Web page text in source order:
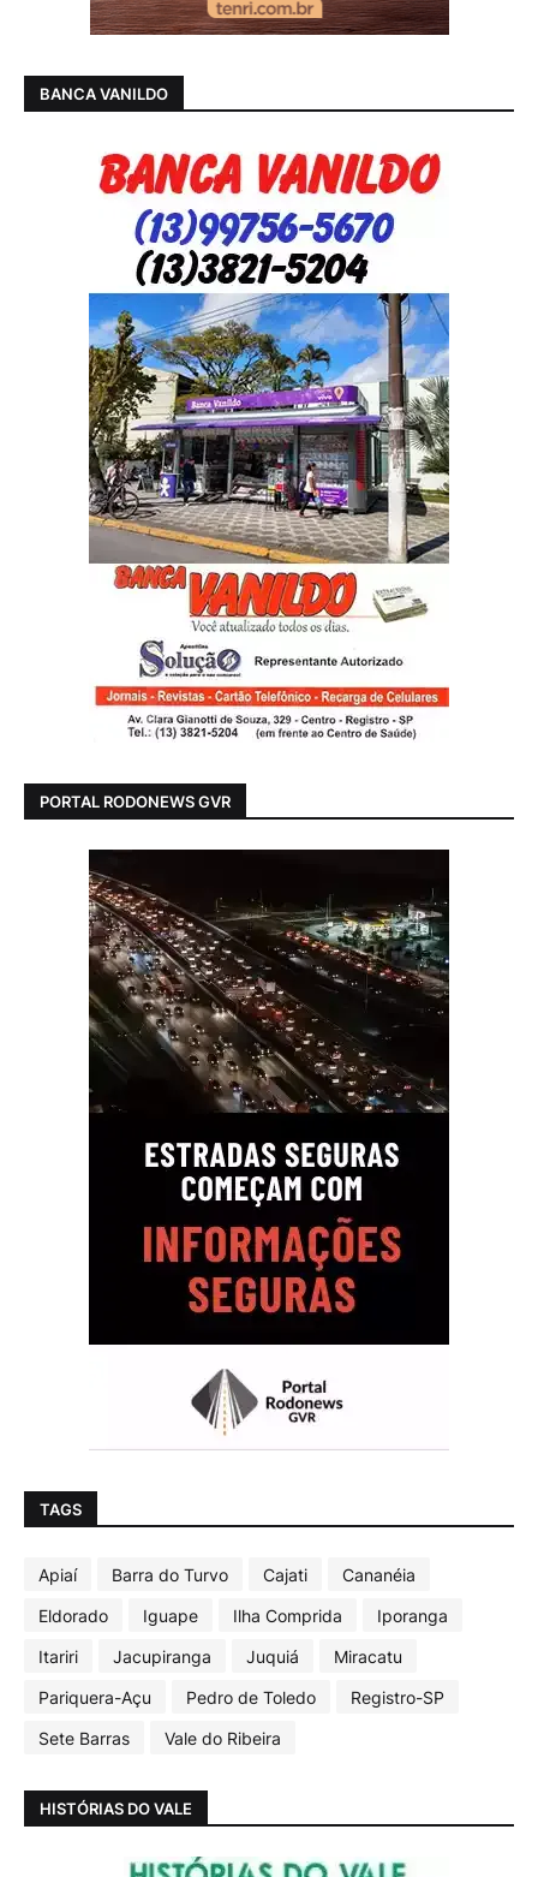
BANCA VANILDO
PORTAL RODONEWS GVR
TAGS
Apiaí Barra do Turvo Cajati
Cananéia
Eldorado
Iguape Ilha Comprida
Iporanga
Itariri
Jacupiranga Juquiá
Miracatu
Pariquera-Açu
Pedro de Toledo
Registro-SP
Sete Barras
Vale do Ribeira
HISTÓRIAS DO VALE